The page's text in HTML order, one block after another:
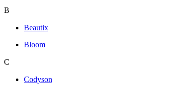
B
Beautix
Bloom
C
Codyson